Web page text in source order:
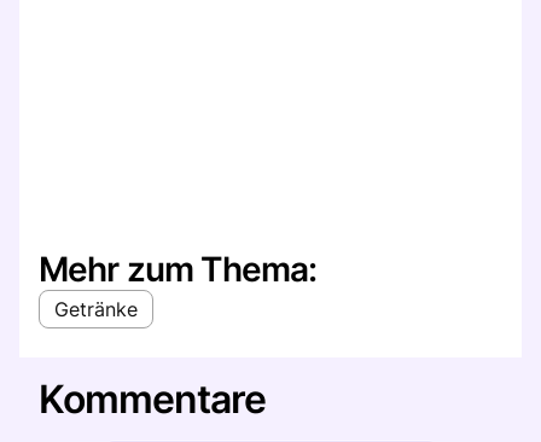
Mehr zum Thema:
Getränke
Kommentare